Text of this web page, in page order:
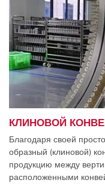
КЛИНОВОЙ
Благодаря своей
образный (клиновой)
продукцию между
расположенными